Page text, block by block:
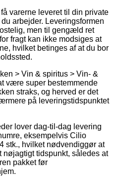
varerne leveret til din private
arbejder. Leveringsformen
men til gengæld ret
fragt kan ikke modsiges at
hvilket betinges af at du bor
> Vin & spiritus > Vin- &
være super bestemmende
straks, og herved er det
på leveringstidspunktet
lover dag-til-dag levering
eksempelvis Cilio
stk., hvilket nødvendiggør at
tidspunkt, således at
pakket før